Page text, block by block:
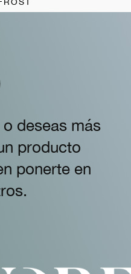
deseas más
producto
ponerte en